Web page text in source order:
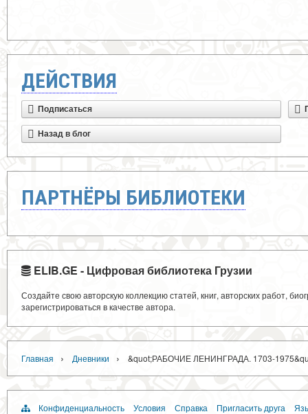
ДЕЙСТВИЯ
Подписаться
Назад в блог
ПАРТНЁРЫ БИБЛИОТЕКИ
ELIB.GE - Цифровая библиотека Грузии
Создайте свою авторскую коллекцию статей, книг, авторских работ,
зарегистрироваться в качестве автора.
Главная › Дневники › &quot;РАБОЧИЕ ЛЕНИНГРАДА. 1703-
Конфиденциальность Условия Справка Пригласить друга